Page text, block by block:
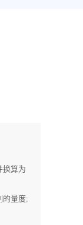
换算为
的量度;